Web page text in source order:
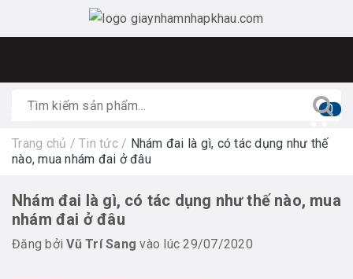
0
Trang chủ / Tin tức / Nhám đai là gì, có tác dụng như thế
nào, mua nhám đai ở đâu
Nhám đai là gì, có tác dụng như thế nào, mua
nhám đai ở đâu
Đăng bởiVũ Trí Sang vào lúc 29/07/2020